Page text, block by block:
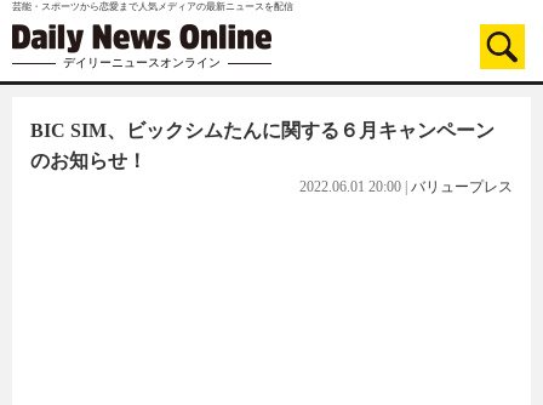
芸能・スポーツから恋愛まで人気メディアの最新ニュースを配信
デイリーニュースオンライン
BIC SIM、ビックシムたんに関する６月キャンペーン
のお知らせ！
2022.06.01 20:00 バリュープレス